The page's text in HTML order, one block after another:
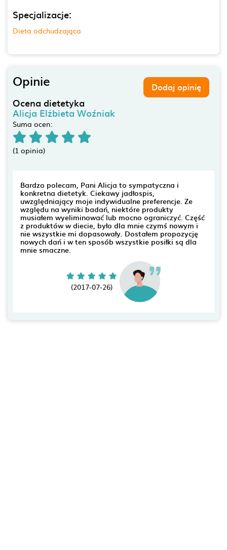
Specjalizacje:
Dieta odchudzająca
Opinie Dodaj opinię
Ocena dietetyka
Alicja Elżbieta Woźniak
Suma ocen:
(1 opinia)
Bardzo polecam, Pani Alicja to sympatyczna i
konkretna dietetyk. Ciekawy jadłospis,
uwzględniający moje indywidualne preferencje. Ze
względu na wyniki badań, niektóre produkty
musiałem wyeliminować lub mocno ograniczyć. Część
z produktów w diecie, było dla mnie czymś nowym i
nie wszystkie mi dopasowały. Dostałem propozycję
nowych dań i w ten sposób wszystkie posiłki są dla
mnie smaczne.
(2017-07-26)